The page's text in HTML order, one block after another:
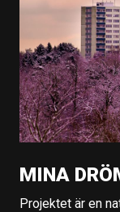
MINA
Projektet är en